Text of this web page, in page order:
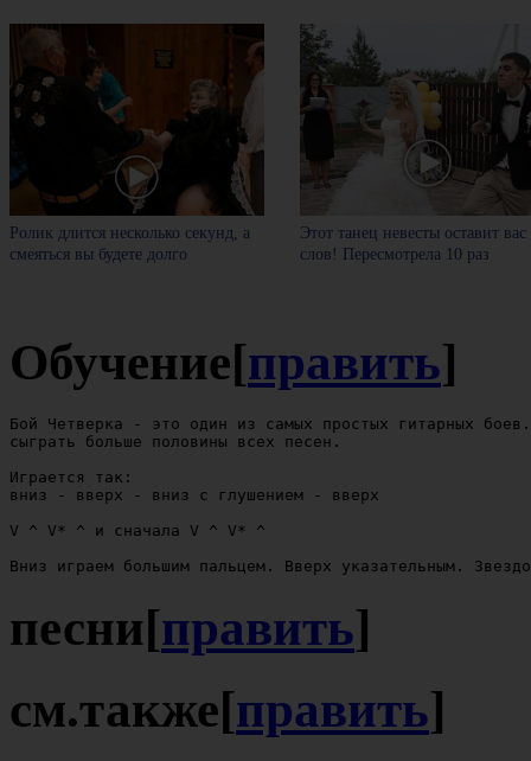
Ролик длится несколько секунд, а
смеяться вы будете долго
Этот танец невесты оставит вас
слов! Пересмотрела 10 раз
Обучение[править]
Бой Четверка - это один из самых простых гитарных
сыграть больше половины всех песен.
Играется так:
вниз - вверх - вниз с глушением - вверх
V ^ V* ^ и сначала V ^ V* ^
песни[править]
см.также[править]